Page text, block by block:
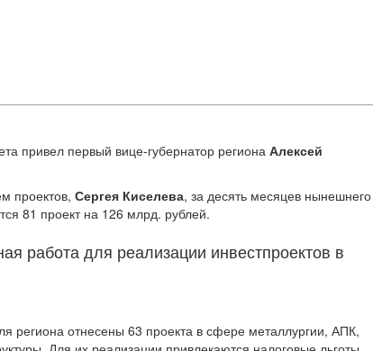
привел первый вице-губернатор региона Алексей
проектов, Сергея Киселева, за десять месяцев нынешнего
81 проект на 126 млрд. рублей.
работа для реализации инвестпроектов в
региона отнесены 63 проекта в сфере металлургии, АПК,